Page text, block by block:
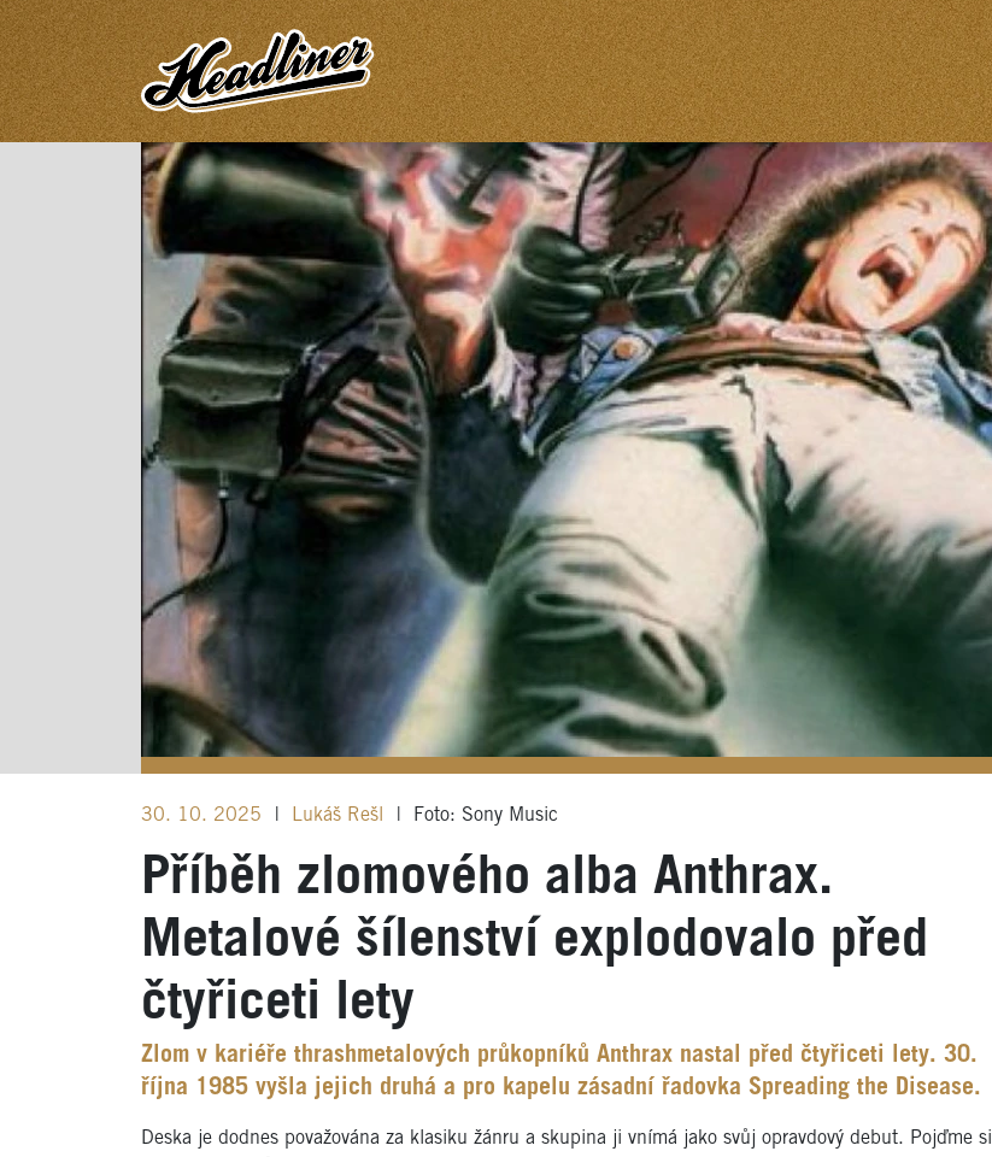
30. 10. 2025 Lukáš Rešl Foto: Sony Music
Příběh zlomového alba Anthrax.
Metalové šílenství explodovalo před
čtyřiceti lety
Zlom v kariéře thrashmetalových průkopníků Anthrax nastal před čtyřiceti lety. 30.
října 1985 vyšla jejich druhá a pro kapelu zásadní řadovka Spreading the Disease.
Deska je dodnes považována za klasiku žánru a skupina ji vnímá jako svůj opravdový debut. Pojďme si